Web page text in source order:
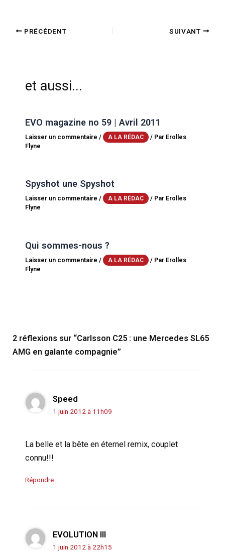
PRÉCÉDENT SUIVANT
et aussi...
EVO magazine no 59 | Avril 2011
Laisser un commentaire / A LA RÉDAC / Par Erolles
Flyne
Spyshot une Spyshot
Laisser un commentaire / A LA RÉDAC / Par Erolles
Flyne
Qui sommes-nous ?
Laisser un commentaire / A LA RÉDAC / Par Erolles
Flyne
2 réflexions sur “Carlsson C25 : une Mercedes SL65
AMG en galante compagnie”
Speed
1 juin 2012 à 11h09
La belle et la bête en éternel remix, couplet
connu!!!
Répondre
EVOLUTION III
1 juin 2012 à 22h15